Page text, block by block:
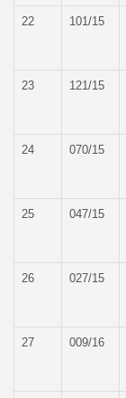
22 101/15
23 121/15
24 070/15
25 047/15
26 027/15
27 009/16